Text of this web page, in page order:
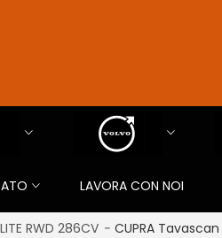
LAVORA CON NOI
RWD 286CV - CUPRA